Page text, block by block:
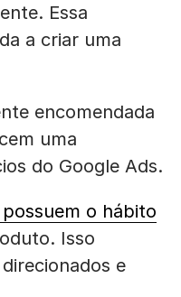
Essa
a criar uma
encomendada
uma
do Google Ads.
o hábito
Isso
e